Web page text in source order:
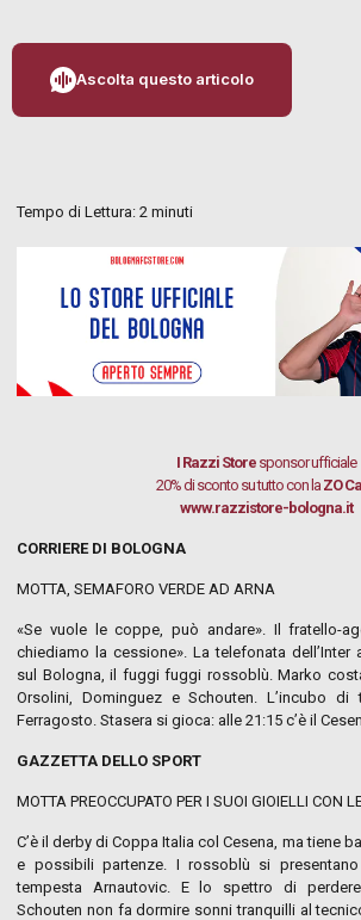
Ascolta questo articolo
Tempo di Lettura:2 minuti
I Razzi Store sponsor ufficiale
20% di sconto su tutto con la ZO
www.razzistore-bologna.it
CORRIERE DI BOLOGNA
MOTTA, SEMAFORO VERDE AD ARNA
«Se vuole le coppe, può andare». Il fratello-
chiediamo la cessione». La telefonata dell’Inter
sul Bologna, il fuggi fuggi rossoblù. Marko
Orsolini, Dominguez e Schouten. L’incubo
Ferragosto. Stasera si gioca: alle 21:15 c’è il
GAZZETTA DELLO SPORT
MOTTA PREOCCUPATO PER I SUOI GIOIELLI CON
C’è il derby di Coppa Italia col Cesena, ma tiene
e possibili partenze. I rossoblù si
tempesta Arnautovic. E lo spettro di
Schouten non fa dormire sonni tranquilli al